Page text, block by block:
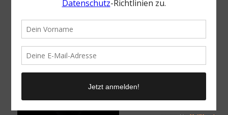
Gold Diamond Dessert | Qomo
8. Dezember 2019 /